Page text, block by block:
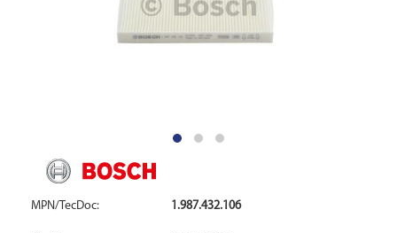
MPN/TecDoc: 1.987.432.106